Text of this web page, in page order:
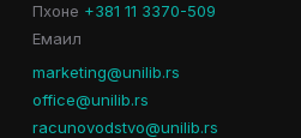
Пхоне +381 11 3370-509
Емаил
marketing@unilib.rs
office@unilib.rs
racunovodstvo@unilib.rs